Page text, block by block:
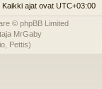
Kaikki ajat ovat UTC+03:00
© phpBB Limited
MrGaby
Pettis)